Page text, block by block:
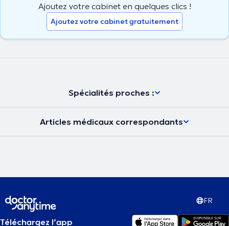
Ajoutez votre cabinet en quelques clics !
Ajoutez votre cabinet gratuitement
Spécialités proches :
Articles médicaux correspondants
FR
Téléchargez l’app